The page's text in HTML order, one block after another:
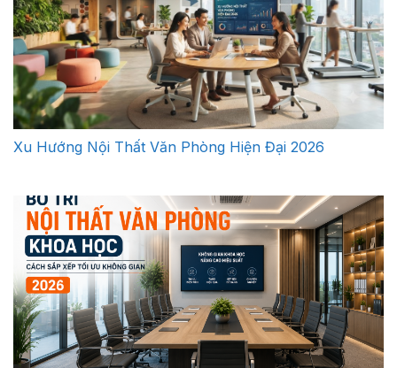
Xu Hướng Nội Thất Văn Phòng Hiện Đại 2026